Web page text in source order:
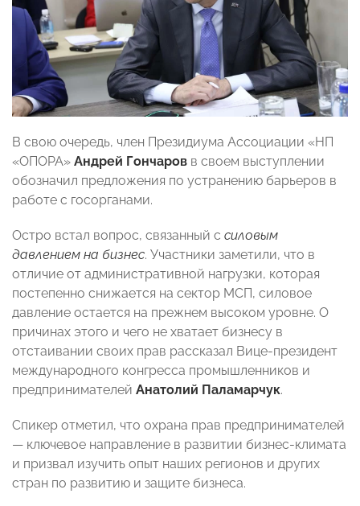
В свою очередь, член Президиума Ассоциации «НП
«ОПОРА» Андрей Гончаров в своем выступлении
обозначил предложения по устранению барьеров в
работе с госорганами.
Остро встал вопрос, связанный с силовым
давлением на бизнес. Участники заметили, что в
отличие от административной нагрузки, которая
постепенно снижается на сектор МСП, силовое
давление остается на прежнем высоком уровне. О
причинах этого и чего не хватает бизнесу в
отстаивании своих прав рассказал Вице-президент
международного конгресса промышленников и
предпринимателей Анатолий Паламарчук.
Спикер отметил, что охрана прав предпринимателей
— ключевое направление в развитии бизнес-климата
и призвал изучить опыт наших регионов и других
стран по развитию и защите бизнеса.